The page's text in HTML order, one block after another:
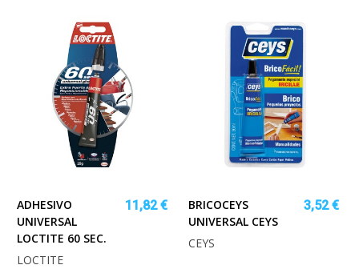
ADHESIVO
UNIVERSAL
LOCTITE 60 SEC.
11,82 €
LOCTITE
BRICOCEYS
UNIVERSAL CEYS
3,52 €
CEYS